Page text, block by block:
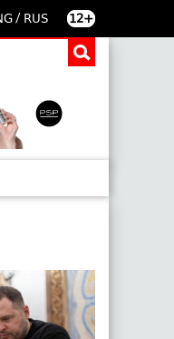
/ RUS 12+